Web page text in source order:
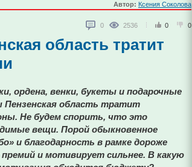
Автор: Ксения Соколова
0 2536 0 0
область тратит
ордена, венки, букеты и подарочные
Пензенская область тратит
Не будем спорить, что это
вещи. Порой обыкновенное
и благодарность в рамке дороже
и мотивирует сильнее. В какую